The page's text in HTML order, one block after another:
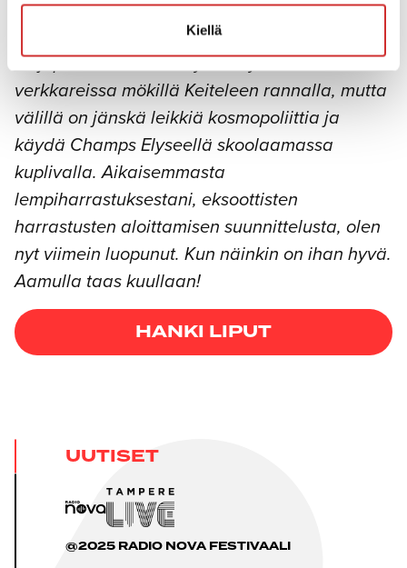
Kiellä
Työn ohella rakastan raivokkaasti perhettäni,
kokkailua, lukemista ja kynttilöiden
ketjupolttamista. Viihdyn virttyneissä
verkkareissa mökillä Keiteleen rannalla, mutta
välillä on jänskä leikkiä kosmopoliittia ja
käydä Champs Elyseellä skoolaamassa
kuplivalla. Aikaisemmasta
lempiharrastuksestani, eksoottisten
harrastusten aloittamisen suunnittelusta, olen
nyt viimein luopunut. Kun näinkin on ihan hyvä.
Aamulla taas kuullaan!
HANKI LIPUT
UUTISET
@2025 RADIO NOVA FESTIVAALI